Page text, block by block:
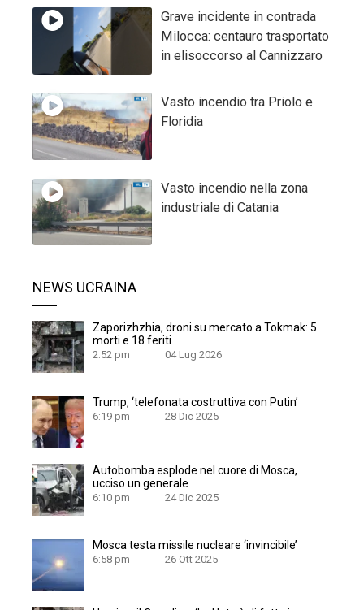
Grave incidente in contrada
Milocca: centauro trasportato
in elisoccorso al Cannizzaro
Vasto incendio tra Priolo e
Floridia
Vasto incendio nella zona
industriale di Catania
NEWS UCRAINA
Zaporizhzhia, droni su mercato a Tokmak: 5
morti e 18 feriti
2:52 pm 04 Lug 2026
Trump, ‘telefonata costruttiva con Putin’
6:19 pm 28 Dic 2025
Autobomba esplode nel cuore di Mosca,
ucciso un generale
6:10 pm 24 Dic 2025
Mosca testa missile nucleare ‘invincibile’
6:58 pm 26 Ott 2025